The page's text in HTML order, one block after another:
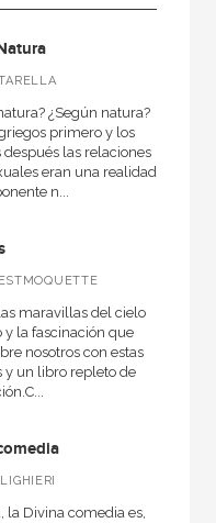
¿Según natura?
primero y los
después las relaciones
eran una realidad,
n...
maravillas del cielo
y la fascinación que
nosotros con estas
y un libro repleto de
la Divina comedia es,